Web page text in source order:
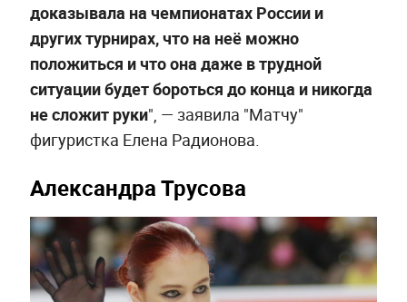
доказывала на чемпионатах России и
других турнирах, что на неё можно
положиться и что она даже в трудной
ситуации будет бороться до конца и никогда
не сложит руки", — заявила "Матчу"
фигуристка Елена Радионова.
Александра Трусова